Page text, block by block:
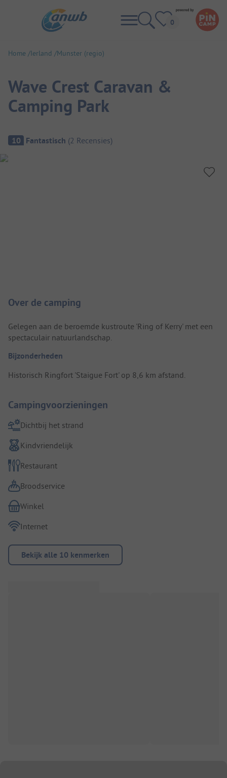
Home Ierland Munster (regio)
Wave Crest Caravan &
Camping Park
Camping overzicht
10 Fantastisch (2 Recensies)
Over de camping
Gelegen aan de beroemde kustroute 'Ring of Kerry' met een
spectaculair natuurlandschap.
Bijzonderheden
Historisch Ringfort 'Staigue Fort' op 8,6 km afstand.
Campingvoorzieningen
Dichtbij het strand
Kindvriendelijk
Restaurant
Broodservice
Winkel
Internet
Bekijk alle 10 kenmerken